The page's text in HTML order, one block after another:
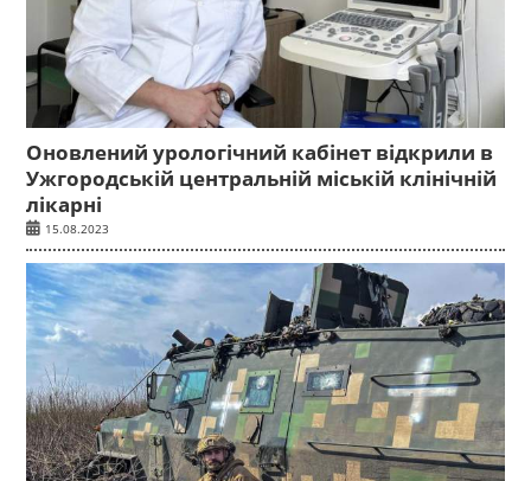
Оновлений урологічний кабінет відкрили в
Ужгородській центральній міській клінічній
лікарні
15.08.2023